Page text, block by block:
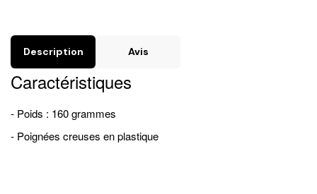
Description Avis
Caractéristiques
- Poids : 160 grammes
- Poignées creuses en plastique